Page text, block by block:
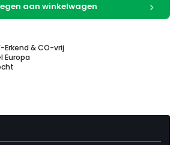
aan winkelwagen
Erkend & CO-vrij
Europa